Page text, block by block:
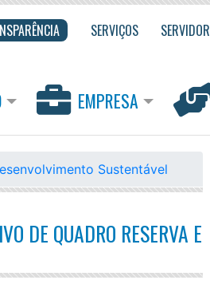
SERVIÇOS SERVIDOR
EMPRESA
Sustentável
DE QUADRO RESERVA E